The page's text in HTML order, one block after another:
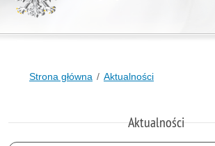
Strona główna Aktualności
Aktualności